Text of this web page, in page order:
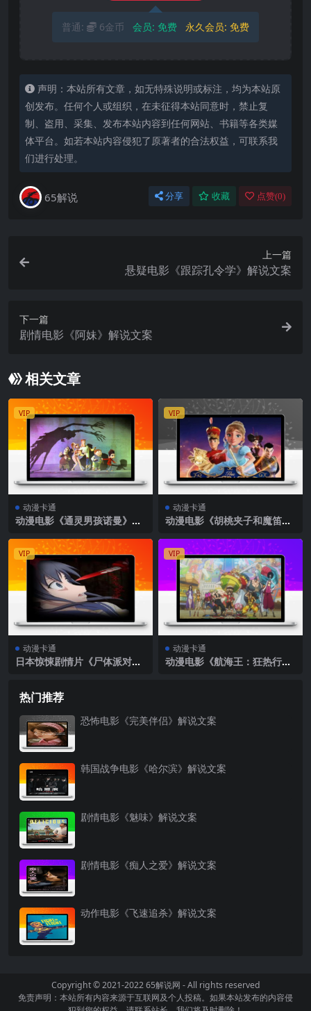
普通: 6金币 会员: 免费 永久会员: 免费
声明：本站所有文章，如无特殊说明或标注，均为本站原
创发布。任何个人或组织，在未征得本站同意时，禁止复
制、盗用、采集、发布本站内容到任何网站、书籍等各类媒
体平台。如若本站内容侵犯了原著者的合法权益，可联系我
们进行处理。
65解说 分享 收藏 点赞(0)
上一篇
悬疑电影《跟踪孔令学》解说文案
下一篇
剧情电影《阿妹》解说文案
相关文章
VIP
动漫卡通
动漫电影《通灵男孩诺曼》解
VIP
动漫卡通
动漫电影《胡桃夹子和魔笛公
VIP
动漫卡通
日本惊悚剧情片《尸体派对OV
VIP
动漫卡通
动漫电影《航海王：狂热行
热门推荐
恐怖电影《完美伴侣》解说文案
韩国战争电影《哈尔滨》解说文案
剧情电影《魅味》解说文案
剧情电影《痴人之爱》解说文案
动作电影《飞速追杀》解说文案
Copyright © 2021-202265解说网 - All rights reserved
免责声明：本站所有内容来源于互联网及个人投稿。如果本站发布的内容侵